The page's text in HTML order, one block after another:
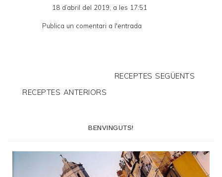
18 d’abril del 2019, a les 17:51
Publica un comentari a l'entrada
RECEPTES SEGÜENTS
RECEPTES ANTERIORS
BENVINGUTS!